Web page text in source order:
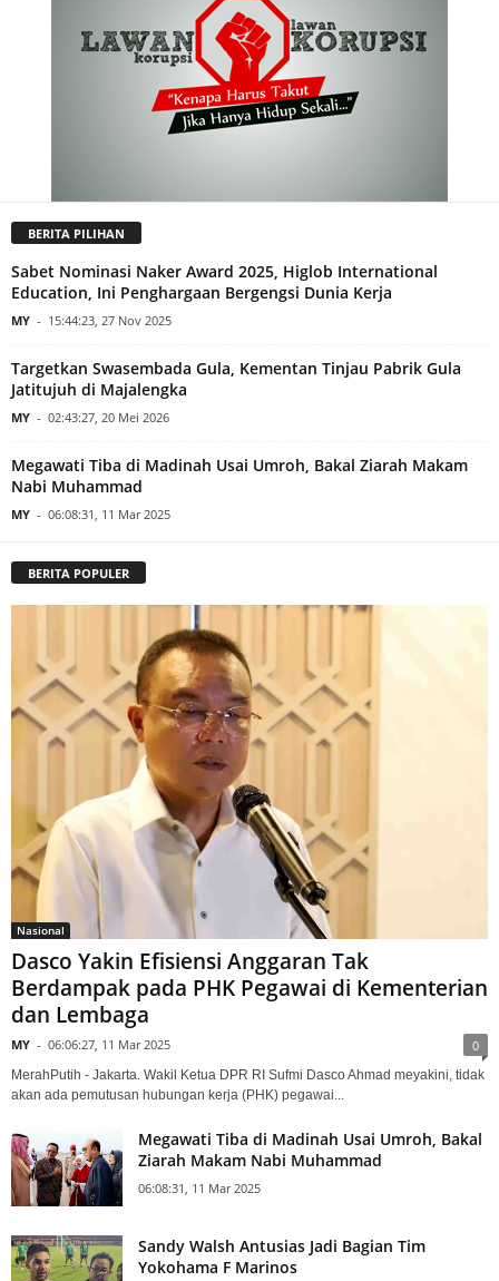
BERITA PILIHAN
Sabet Nominasi Naker Award 2025, Higlob International
Education, Ini Penghargaan Bergengsi Dunia Kerja
MY - 15:44:23, 27 Nov 2025
Targetkan Swasembada Gula, Kementan Tinjau Pabrik Gula
Jatitujuh di Majalengka
MY - 02:43:27, 20 Mei 2026
Megawati Tiba di Madinah Usai Umroh, Bakal Ziarah Makam
Nabi Muhammad
MY - 06:08:31, 11 Mar 2025
BERITA POPULER
Nasional
Dasco Yakin Efisiensi Anggaran Tak
Berdampak pada PHK Pegawai di Kementerian
dan Lembaga
MY - 06:06:27, 11 Mar 2025 0
MerahPutih - Jakarta. Wakil Ketua DPR RI Sufmi Dasco Ahmad meyakini, tidak
akan ada pemutusan hubungan kerja (PHK) pegawai...
Megawati Tiba di Madinah Usai Umroh, Bakal
Ziarah Makam Nabi Muhammad
06:08:31, 11 Mar 2025
Sandy Walsh Antusias Jadi Bagian Tim
Yokohama F Marinos